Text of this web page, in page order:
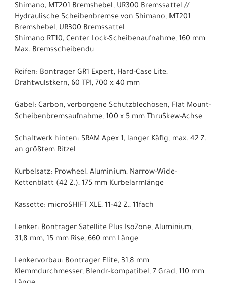
Shimano, MT201 Bremshebel, UR300 Bremssattel //
Hydraulische Scheibenbremse von Shimano, MT201
Bremshebel, UR300 Bremssattel
Shimano RT10, Center Lock-Scheibenaufnahme, 160 mm
Max. Bremsscheibendu
Reifen: Bontrager GR1 Expert, Hard-Case Lite,
Drahtwulstkern, 60 TPI, 700 x 40 mm
Gabel: Carbon, verborgene Schutzblechösen, Flat Mount-
Scheibenbremsaufnahme, 100 x 5 mm ThruSkew-Achse
Schaltwerk hinten: SRAM Apex 1, langer Käfig, max. 42 Z.
an größtem Ritzel
Kurbelsatz: Prowheel, Aluminium, Narrow-Wide-
Kettenblatt (42 Z.), 175 mm Kurbelarmlänge
Kassette: microSHIFT XLE, 11-42 Z., 11fach
Lenker: Bontrager Satellite Plus IsoZone, Aluminium,
31,8 mm, 15 mm Rise, 660 mm Länge
Lenkervorbau: Bontrager Elite, 31,8 mm
Klemmdurchmesser, Blendr-kompatibel, 7 Grad, 110 mm